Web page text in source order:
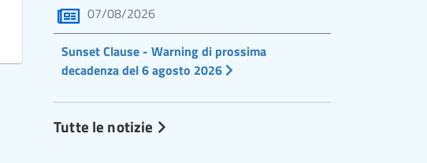
07/08/2026
Sunset Clause - Warning di prossima
decadenza del 6 agosto 2026
Tutte le notizie